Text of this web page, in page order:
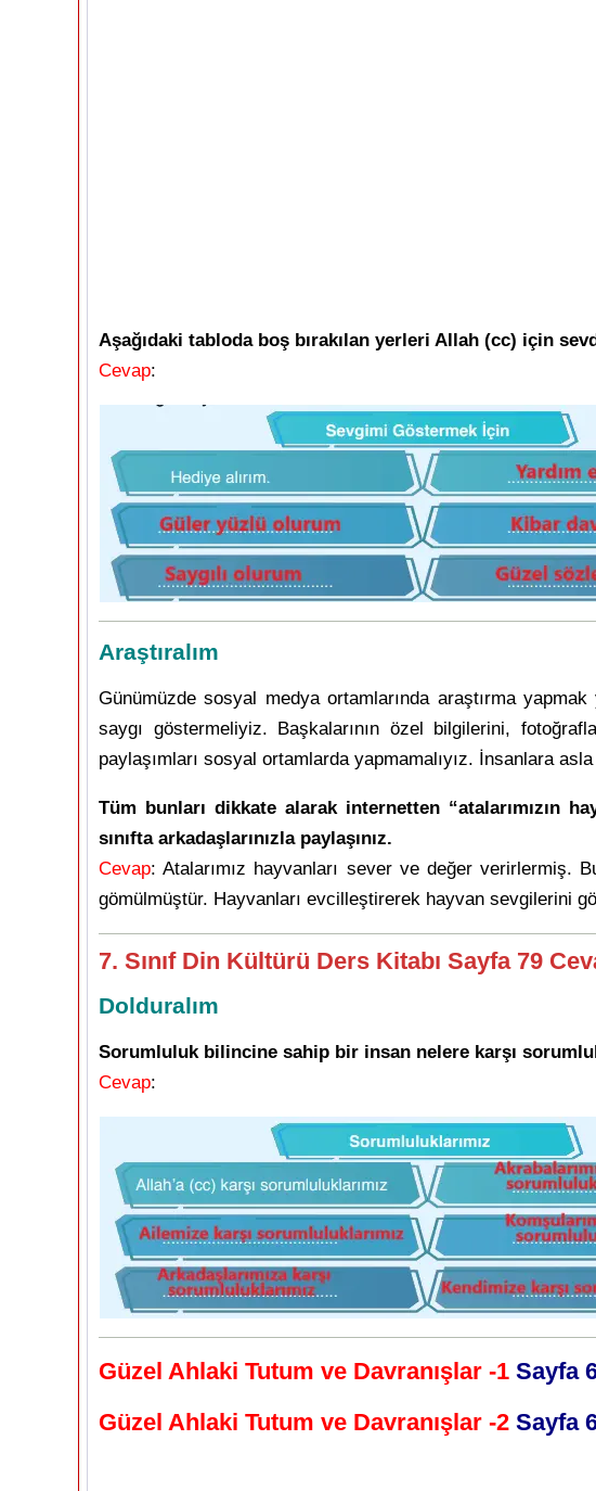
Aşağıdaki tabloda boş bırakılan yerleri Allah (cc) için
Cevap:
Araştıralım
Günümüzde sosyal medya ortamlarında araştırma
saygı göstermeliyiz. Başkalarının özel bilgilerini,
paylaşımları sosyal ortamlarda yapmamalıyız. İnsanlara
Tüm bunları dikkate alarak internetten “atalarımızın
sınıfta arkadaşlarınızla paylaşınız.
Cevap: Atalarımız hayvanları sever ve değer verirlermiş.
gömülmüştür. Hayvanları evcilleştirerek hayvan sevgilerini
7. Sınıf Din Kültürü Ders Kitabı Sayfa 79
Dolduralım
Sorumluluk bilincine sahip bir insan nelere karşı
Cevap:
Güzel Ahlaki Tutum ve Davranışlar -1 Sayfa
Güzel Ahlaki Tutum ve Davranışlar -2 Sayfa